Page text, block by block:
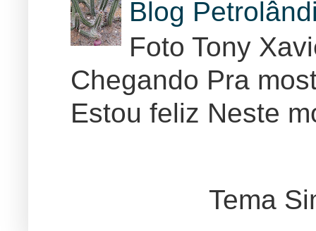
Blog
Foto Tony
Chegando Pra
Estou feliz Neste
Tema